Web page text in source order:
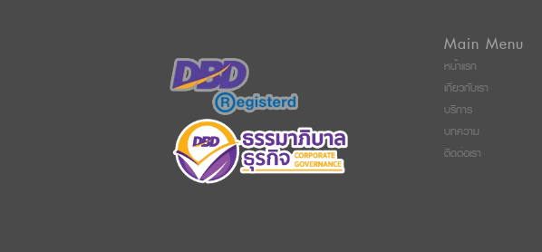
Main Menu
หน้าแรก
เกี่ยวกับเรา
บริการ
บทความ
ติดต่อเรา